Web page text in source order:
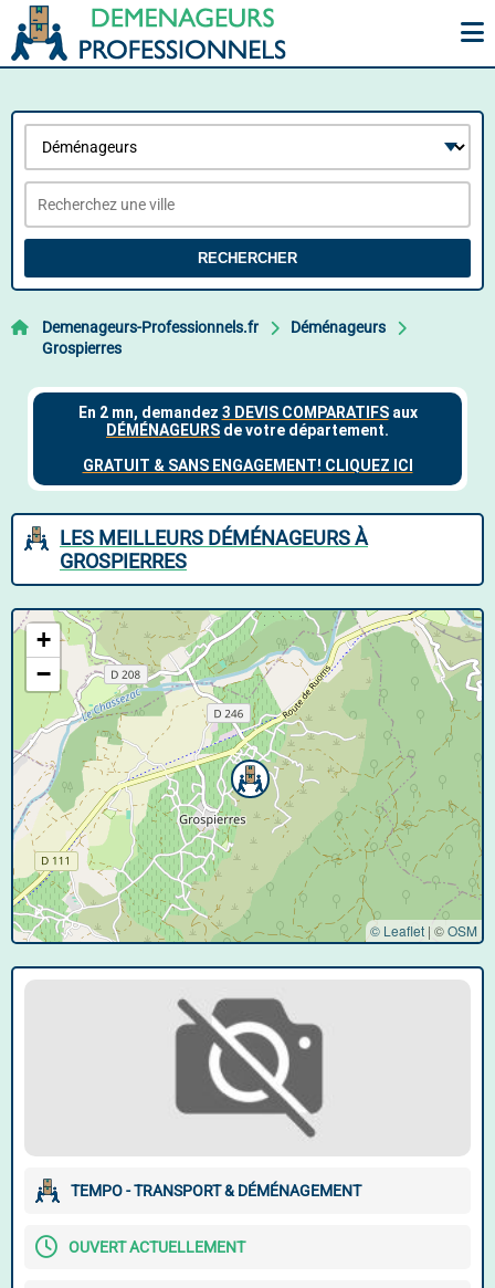
RECHERCHER
Demenageurs-Professionnels.fr
Déménageurs
Grospierres
LES MEILLEURS DÉMÉNAGEURS À
GROSPIERRES
+
−
© Leaflet | ©OSM
TEMPO - TRANSPORT & DÉMÉNAGEMENT
OUVERT ACTUELLEMENT